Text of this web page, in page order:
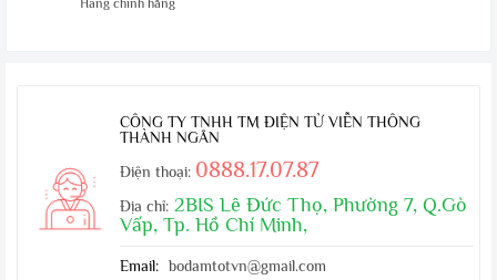
Hàng chính hãng
CÔNG TY TNHH TM ĐIỆN TỬ VIỄN THÔNG
THÀNH NGÂN
Điện thoại: 0888.17.07.87
Địa chỉ: 2BIS Lê Đức Thọ, Phường 7, Q.Gò
Vấp, Tp. Hồ Chí Minh,
Email: bodamtotvn@gmail.com